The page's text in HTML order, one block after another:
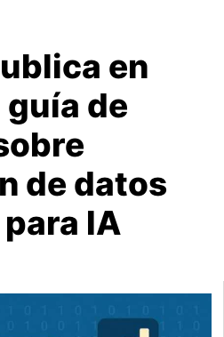
en
de
de datos
IA